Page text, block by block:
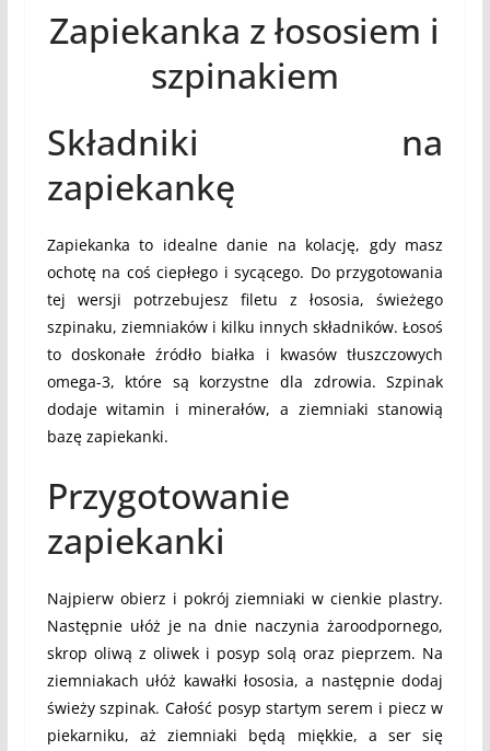
Zapiekanka z łososiem i
szpinakiem
Składniki na
zapiekankę
Zapiekanka to idealne danie na kolację, gdy masz
ochotę na coś ciepłego i sycącego. Do przygotowania
tej wersji potrzebujesz filetu z łososia, świeżego
szpinaku, ziemniaków i kilku innych składników. Łosoś
to doskonałe źródło białka i kwasów tłuszczowych
omega-3, które są korzystne dla zdrowia. Szpinak
dodaje witamin i minerałów, a ziemniaki stanowią
bazę zapiekanki.
Przygotowanie
zapiekanki
Najpierw obierz i pokrój ziemniaki w cienkie plastry.
Następnie ułóż je na dnie naczynia żaroodpornego,
skrop oliwą z oliwek i posyp solą oraz pieprzem. Na
ziemniakach ułóż kawałki łososia, a następnie dodaj
świeży szpinak. Całość posyp startym serem i piecz w
piekarniku, aż ziemniaki będą miękkie, a ser się